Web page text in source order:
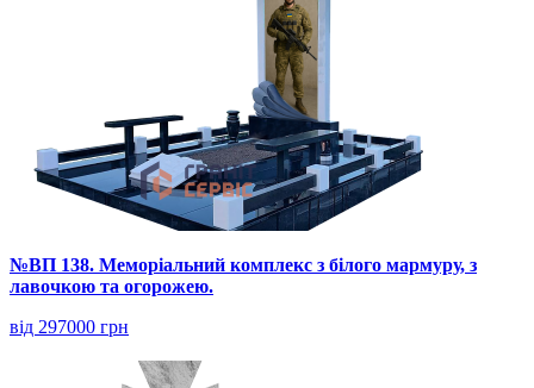
№ВП 138. Меморіальний комплекс з білого мармуру, з
лавочкою та огорожею.
від 297000 грн